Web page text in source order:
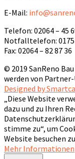
E-Mail:
Telefon: 02064 – 45
Notfalltelefon: 0175
Fax: 02064 – 82 87 36
© 2019 SanReno
werden von
Designed by
„Diese Website
dazu und zu Ihren
stimme zu“, um
Website besuchen
Mehr Informationen